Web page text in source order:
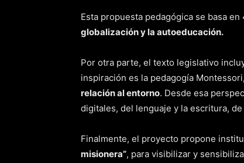
Esta propuesta pedagógica se basa
globalización y la autoeducación.
Por otra parte, el texto legislativo
inspiración es la pedagogía
relación al entorno. Desde esa
digitales, del lenguaje y la escritura,
Finalmente, el proyecto propone
misionera”, para visibilizar y